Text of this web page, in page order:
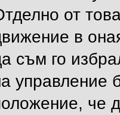
от
в
съм го
управление
че